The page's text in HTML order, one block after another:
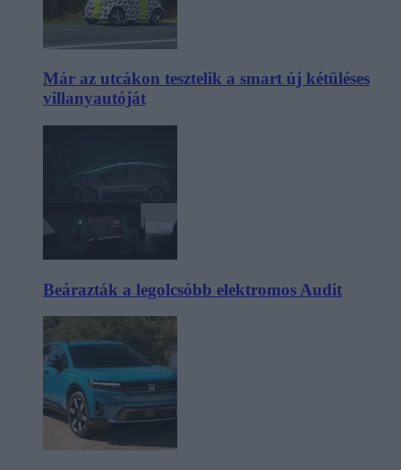
Már az utcákon tesztelik a smart új kétüléses
villanyautóját
Beárazták a legolcsóbb elektromos Audit